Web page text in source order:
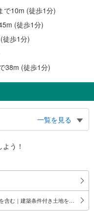
で10m (徒歩1分)
(徒歩1分)
徒歩1分)
38m (徒歩1分)
一覧を見る
う！
駅徒歩5分以内｜価格未定を含む｜建築条件付き土地を含む